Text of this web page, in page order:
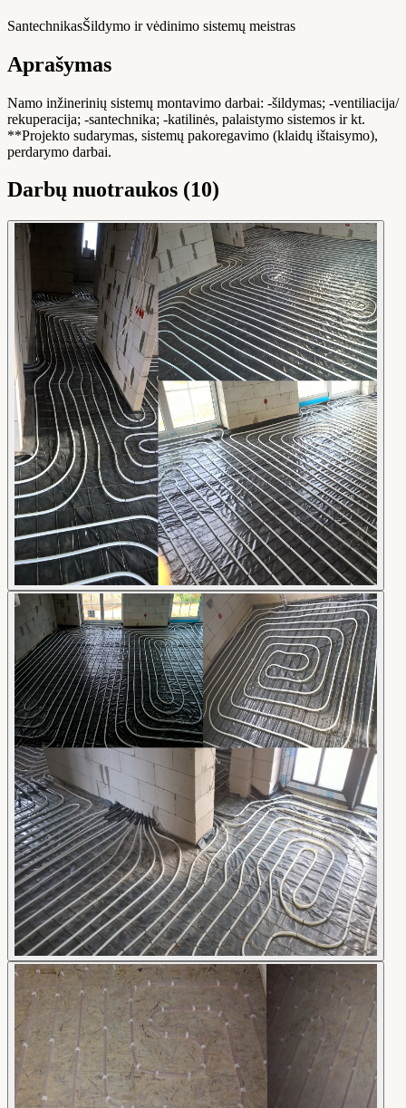
SantechnikasŠildymo ir vėdinimo sistemų meistras
Aprašymas
Namo inžinerinių sistemų montavimo darbai: -šildymas; -ventiliacija/
rekuperacija; -santechnika; -katilinės, palaistymo sistemos ir kt.
**Projekto sudarymas, sistemų pakoregavimo (klaidų ištaisymo),
perdarymo darbai.
Darbų nuotraukos (10)